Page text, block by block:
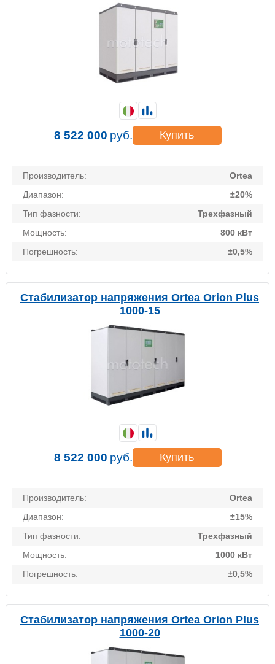
Производитель:
Ortea
Диапазон:
±20%
Тип фазности:
Трехфазный
Мощность:
800 кВт
Погрешность:
±0,5%
8 522 000 руб. Купить
Стабилизатор напряжения Ortea Orion Plus
1000-15
Производитель:
Ortea
Диапазон:
±15%
Тип фазности:
Трехфазный
Мощность:
1000 кВт
Погрешность:
±0,5%
8 522 000 руб. Купить
Стабилизатор напряжения Ortea Orion Plus
1000-20